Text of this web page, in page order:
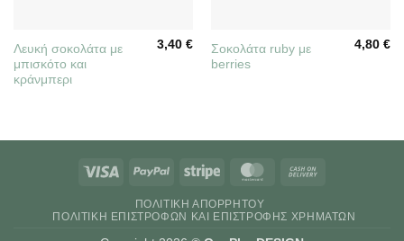
Λευκή σοκολάτα με
μπισκότο και
κράνμπερι
3,40€
Σοκολάτα ruby με
berries
4,80€
Visa PayPal Stripe MasterCard
Delivery
ΠΟΛΙΤΙΚΉ ΑΠΟΡΡΉΤΟΥ
ΠΟΛΙΤΙΚΉ ΕΠΙΣΤΡΟΦΏΝ ΚΑΙ ΕΠΙΣΤΡΟΦΉΣ ΧΡΗΜΆΤΩΝ